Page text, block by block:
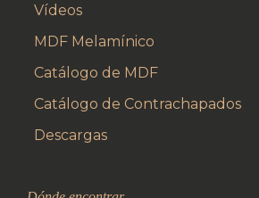
Vídeos
MDF Melamínico
Catálogo de MDF
Catálogo de Contrachapados
Descargas